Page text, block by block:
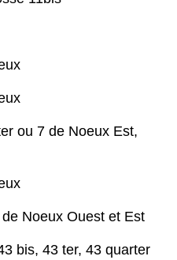
ou 7 de Noeux Est,
Noeux Ouest et Est
bis, 43 ter, 43 quarter